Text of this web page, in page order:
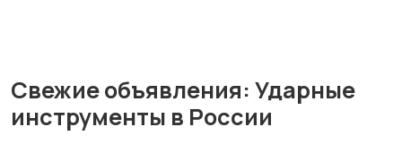
Свежие объявления: Ударные
инструменты в России